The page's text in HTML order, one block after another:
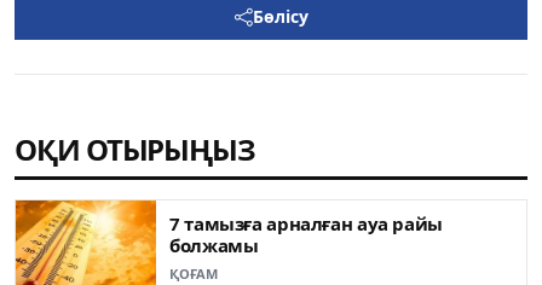
Бөлісу
ОҚИ ОТЫРЫҢЫЗ
7 тамызға арналған ауа райы
болжамы
ҚОҒАМ